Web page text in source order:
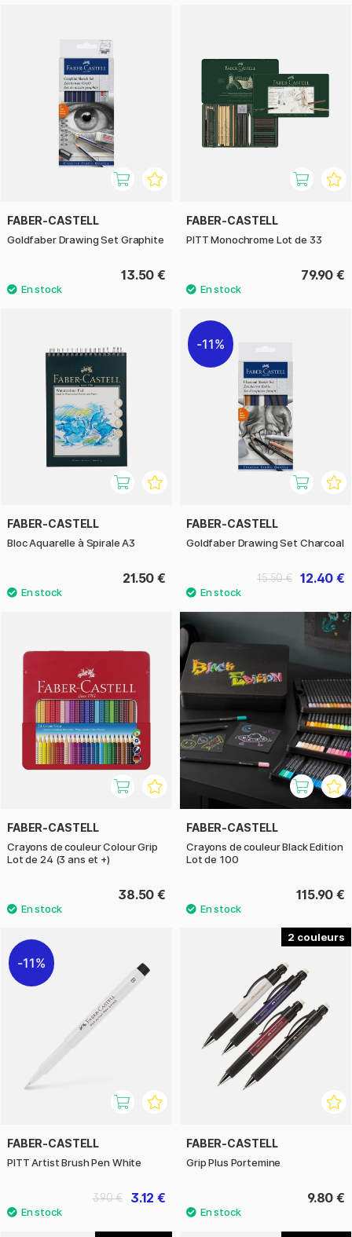
FABER-CASTELL
Goldfaber Drawing Set Graphite
13.50 €
FABER-CASTELL
PITT Monochrome Lot de 33
79.90 €
FABER-CASTELL
Bloc Aquarelle à Spirale A3
21.50 €
11%
FABER-CASTELL
Goldfaber Drawing Set Charcoal
12.40 €
15.50 €
FABER-CASTELL
Crayons de couleur Colour Grip
Lot de 24 (3 ans et +)
38.50 €
FABER-CASTELL
Crayons de couleur Black Edition
Lot de 100
115.90 €
11%
FABER-CASTELL
PITT Artist Brush Pen White
3.12 €
3.90 €
2
FABER-CASTELL
Grip Plus Portemine
9.80 €